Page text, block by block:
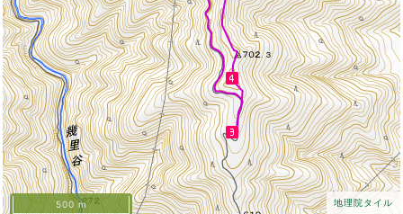
地理院タイル
500 m